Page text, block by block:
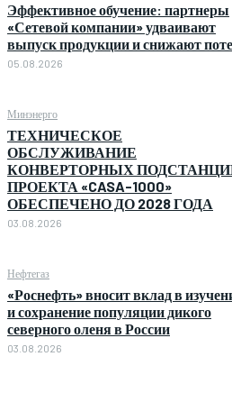
Эффективное обучение: партнеры
«Сетевой компании» удваивают
выпуск продукции и снижают
05.08.2026
Минэнерго
ТЕХНИЧЕСКОЕ
ОБСЛУЖИВАНИЕ
КОНВЕРТОРНЫХ
ПРОЕКТА «CASA-1000»
ОБЕСПЕЧЕНО ДО 2028 ГОДА
03.08.2026
Нефтегаз
«Роснефть» вносит вклад в
и сохранение популяции дикого
северного оленя в России
03.08.2026